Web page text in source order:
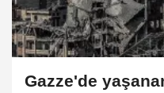
Gazze'de